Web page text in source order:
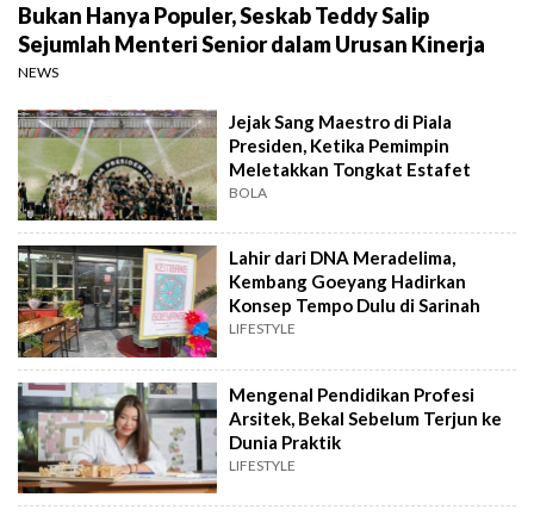
Bukan Hanya Populer, Seskab Teddy Salip
Sejumlah Menteri Senior dalam Urusan Kinerja
NEWS
Jejak Sang Maestro di Piala
Presiden, Ketika Pemimpin
Meletakkan Tongkat Estafet
BOLA
Lahir dari DNA Meradelima,
Kembang Goeyang Hadirkan
Konsep Tempo Dulu di Sarinah
LIFESTYLE
Mengenal Pendidikan Profesi
Arsitek, Bekal Sebelum Terjun ke
Dunia Praktik
LIFESTYLE